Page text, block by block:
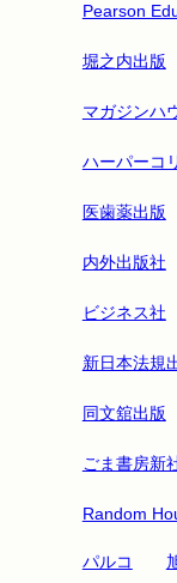
Pearson
堀之内出版
マガジンハ
ハーパーコ
医歯薬出版
内外出版社
ビジネス社
新日本法規
同文舘出版
ごま書房新
Random
パルコ